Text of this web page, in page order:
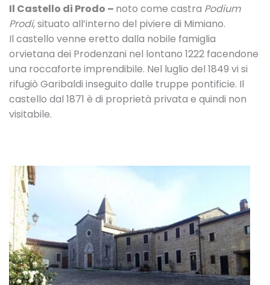
Il Castello di Prodo – noto come castra Podium
Prodi, situato all’interno del piviere di Mimiano.
Il castello venne eretto dalla nobile famiglia
orvietana dei Prodenzani nel lontano 1222 facendone
una roccaforte imprendibile. Nel luglio del 1849 vi si
rifugiò Garibaldi inseguito dalle truppe pontificie. Il
castello dal 1871 è di proprietà privata e quindi non
visitabile.